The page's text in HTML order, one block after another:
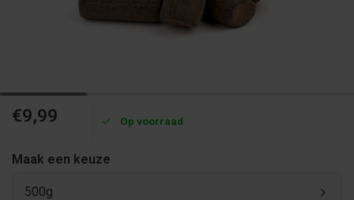
€9,99 Op voorraad
Maak een keuze
500g